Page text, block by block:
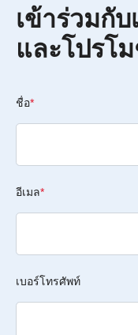
เข้าร่วมกับ
และโปรโ
ชื่อ*
อีเมล*
เบอร์โทรศัพท์